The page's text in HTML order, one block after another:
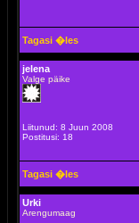
Tagasi �les
jelena
Valge päike
Liitunud: 8 Juun 2008
Postitusi: 18
Tagasi �les
Urki
Arengumaag